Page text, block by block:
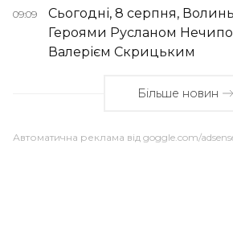
09:09
Сьогодні, 8 серпня, Волинь
Героями Русланом
Валерієм Скрицьким
Більше новин
Автоматична реклама від goggle.com/